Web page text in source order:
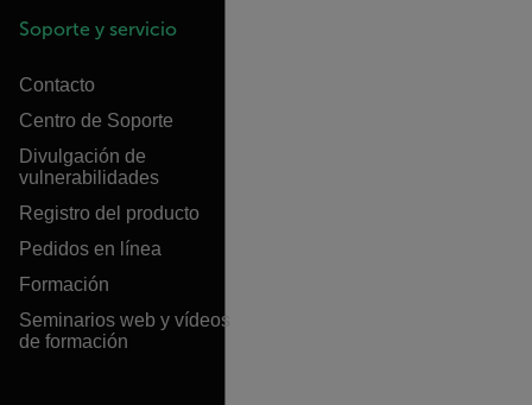
Soporte y servicio
Contacto
Centro de Soporte
Divulgación de
vulnerabilidades
Registro del producto
Pedidos en línea
Formación
Seminarios web y vídeos
de formación